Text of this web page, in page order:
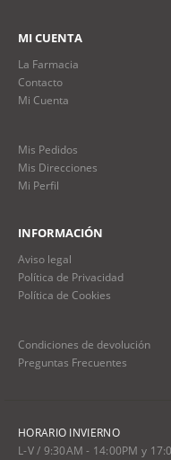
MI CUENTA
La Farmacia
Contacto
Mi Cuenta
Mis Pedidos
Mis Direcciones
Mi Perfil
INFORMACIÓN
Aviso legal
Política de Privacidad
Política de Cookies
Condiciones de devolución
Preguntas Frecuentes
HORARIO INVIERNO
L-V / 9:30AM - 14:00PM y